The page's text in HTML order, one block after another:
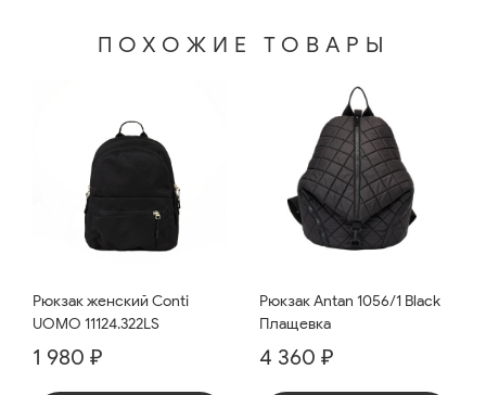
ПОХОЖИЕ ТОВАРЫ
Рюкзак женский Conti
UOMO 11124.322LS
1 980 ₽
Рюкзак Antan 1056/1 Black
Плащевка
4 360 ₽